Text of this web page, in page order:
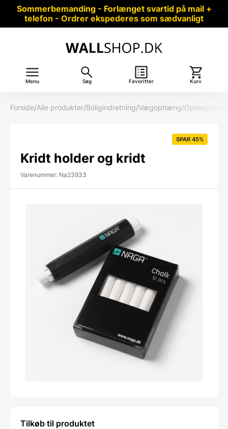
Sommerbemanding - Forlænget svartid på mail +
telefon - Ordrer ekspederes som sædvanligt
Menu Søg Favoritter Kurv
Forside/Alle produkter/Boligindretning/Vægophæng/
SPAR 45%
Kridt holder og kridt
Varenummer: Na23933
Tilkøb til produktet